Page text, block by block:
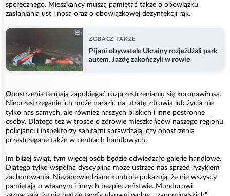
społecznego. Mieszkańcy muszą pamiętać także o obowiązku
zasłaniania ust i nosa oraz o obowiązkowej dezynfekcji rąk.
ZOBACZ TAKZE
Pijani obywatele Ukrainy rozjeżdżali park
autem. Jazdę zakończyli w rowie
Obostrzenia te mają zapobiegać rozprzestrzenianiu się koronawirusa.
Nieprzestrzeganie ich może narazić na utratę zdrowia lub życia nie
tylko nas samych, ale również naszych bliskich i inne postronne
osoby. Dlatego też w trosce o zdrowie mieszkańców naszego regionu
policjanci i inspektorzy sanitarni sprawdzają, czy obostrzenia
przestrzegane także w centrach handlowych.
Im bliżej świąt, tym więcej osób będzie odwiedzało galerie handlowe.
Dlatego tylko wspólna dyscyplina może ustrzec nas sprzed ryzykiem
zachorowania. Niezapowiedziane kontrole pokazują, że nie wszyscy
pamiętają o własnym i innych bezpieczeństwie. Mundurowi